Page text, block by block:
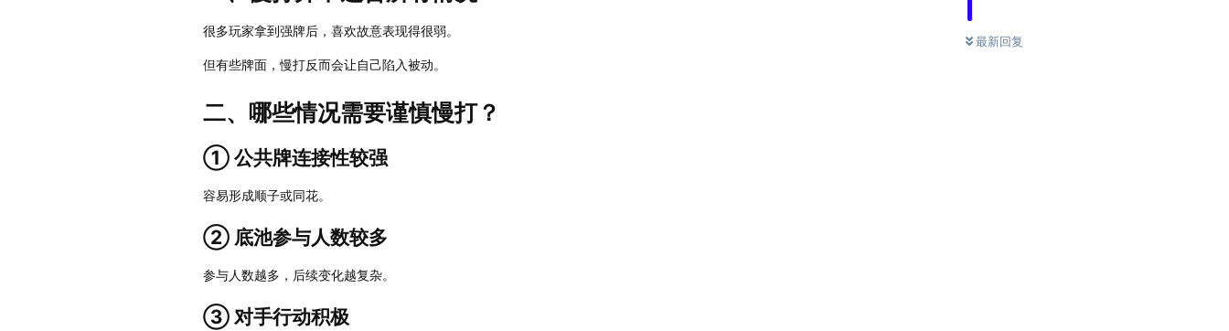
最新回复
很多玩家拿到强牌后，喜欢故意表现得很弱。
但有些牌面，慢打反而会让自己陷入被动。
二、哪些情况需要谨慎慢打？
① 公共牌连接性较强
容易形成顺子或同花。
② 底池参与人数较多
参与人数越多，后续变化越复杂。
③ 对手行动积极